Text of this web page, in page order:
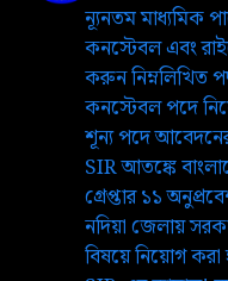
ন্যূনতম মাধ্যমিক
কনস্টেবল এবং
করুন নিম্নলিখিত
কনস্টেবল পদে
শূন্য পদে
SIR আতঙ্কে
গ্রেপ্তার ১১
নদিয়া জেলায়
বিষয়ে নিয়োগ